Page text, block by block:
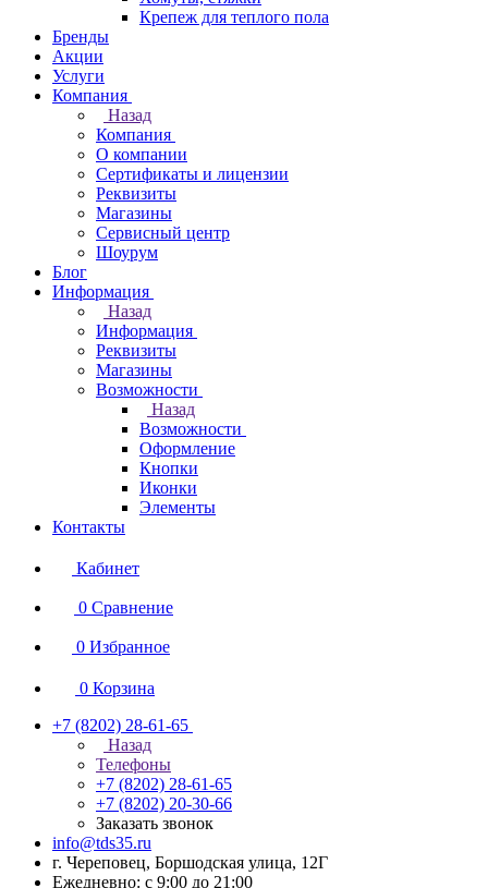
Крепеж для теплого пола
Бренды
Акции
Услуги
Компания
Назад
Компания
О компании
Сертификаты и лицензии
Реквизиты
Магазины
Сервисный центр
Шоурум
Блог
Информация
Назад
Информация
Реквизиты
Магазины
Возможности
Назад
Возможности
Оформление
Кнопки
Иконки
Элементы
Контакты
Кабинет
0 Сравнение
0 Избранное
0 Корзина
+7 (8202) 28‑61-65
Назад
Телефоны
+7 (8202) 28‑61-65
+7 (8202) 20‑30-66
Заказать звонок
info@tds35.ru
г. Череповец, Боршодская улица, 12Г
Ежедневно: с 9:00 до 21:00